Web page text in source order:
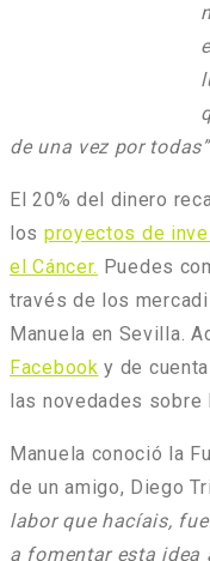
de una vez por
El 20% del dinero
los proyectos de
el Cáncer. Puedes
través de los
Manuela en Sevilla.
Facebook y de
las novedades sobre
Manuela conoció la
de un amigo, Diego
labor que hacíais,
a fomentar esta idea